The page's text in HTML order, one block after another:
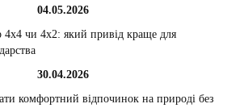
04.05.2026
4х4 чи 4х2: який привід краще для
30.04.2026
комфортний відпочинок на природі без